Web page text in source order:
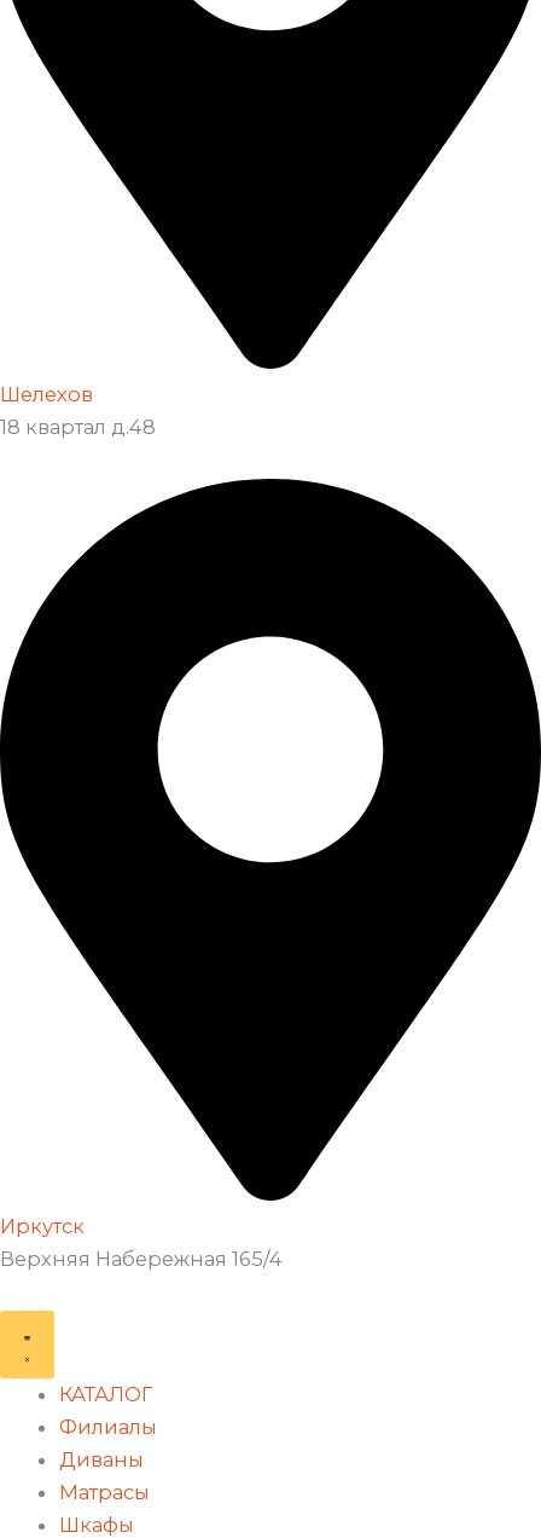
Шелехов
18 квартал д.48
Иркутск
Верхняя Набережная 165/4
КАТАЛОГ
Филиалы
Диваны
Матрасы
Шкафы